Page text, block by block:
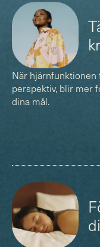
()
När
perspektiv, blir mer
dina mål.
()